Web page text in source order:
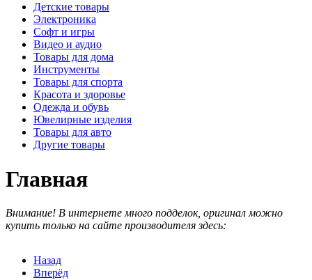
Детские товары
Электроника
Софт и игры
Видео и аудио
Товары для дома
Инструменты
Товары для спорта
Красота и здоровье
Одежда и обувь
Ювелирные изделия
Товары для авто
Другие товары
Главная
Внимание! В интернете много подделок, оригинал можно
купить только на сайте производителя здесь:
Назад
Вперёд